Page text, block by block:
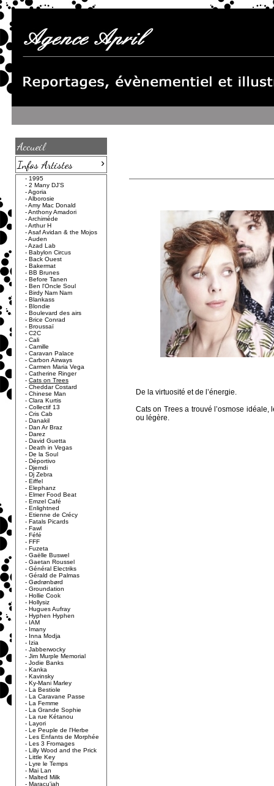
Accueil
Infos Artistes
›
- 1995
- 2 Many DJ'S
-Agoria
-Alborosie
-Amy Mac Donald
-Anthony Amadori
-Archimède
-Arthur H
-Asaf Avidan & the Mojos
-Auden
-Azad Lab
- Babylon Circus
- Back Ouest
- Bakermat
- BB Brunes
- Before Tanen
- Ben l'Oncle Soul
- Birdy Nam Nam
- Blankass
- Blondie
- Boulevard des airs
- Brice Conrad
- Broussaï
- C2C
- Cali
- Camille
- Caravan Palace
- Carbon Airways
- Carmen Maria Vega
- Catherine Ringer
- Cats on Trees
- Cheddar Costard
- Chinese Man
- Clara Kurtis
- Collectif 13
- Cris Cab
- Danakil
- Dan Ar Braz
- Darez
- David Guetta
- Death in Vegas
- De la Soul
- Déportivo
- Djemdi
- Dj Zebra
- Eiffel
- Elephanz
- Elmer Food Beat
- Emzel Café
- Enlightned
- Etienne de Crécy
- Fatals Picards
- Fawl
- Féfé
- FFF
- Fuzeta
- Gaëlle Buswel
- Gaetan Roussel
- Général Electriks
- Gérald de Palmas
- Gødrønbørd
- Groundation
- Hollie Cook
- Hollysiz
- Hugues Aufray
- Hyphen Hyphen
- IAM
- Imany
- Inna Modja
- Izia
- Jabberwocky
- Jim Murple Memorial
- Jodie Banks
- Kanka
- Kavinsky
- Ky-Mani Marley
- La Bestiole
- La Caravane Passe
- La Femme
- La Grande Sophie
- La rue Kétanou
- Layori
- Le Peuple de l'Herbe
- Les Enfants de Morphée
- Les 3 Fromages
- Lilly Wood and the Prick
- Little Key
- Lyre le Temps
- Mai Lan
- Malted Milk
- Maracu'jah
De la virtuosité et de l’énergie.
Cats on Trees a trouvé l’osmose
ou légère.